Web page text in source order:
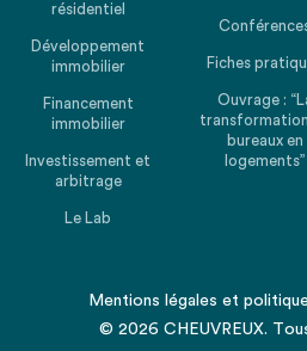
résidentiel
Développement
immobilier
Financement
immobilier
Investissement et
arbitrage
Le Lab
Fiches
Ouvrage :
bureaux en
logements”
Mentions légales et
© 2026 CHEUVREUX.